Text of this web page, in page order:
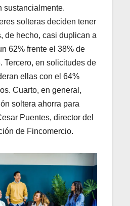
sustancialmente.
solteras deciden tener
de hecho, casi duplican a
62% frente el 38% de
Tercero, en solicitudes de
ellas con el 64%
Cuarto, en general,
soltera ahorra para
Puentes, director del
de Fincomercio.